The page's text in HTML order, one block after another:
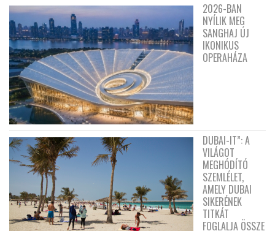
2026-BAN
NYÍLIK MEG
SANGHAJ ÚJ
IKONIKUS
OPERAHÁZA
DUBAI-IT”: A
VILÁGOT
MEGHÓDÍTÓ
SZEMLÉLET,
AMELY DUBAI
SIKERÉNEK
TITKÁT
FOGLALJA ÖSSZE